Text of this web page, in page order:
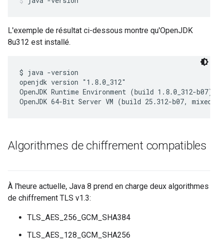
L'exemple de résultat ci-dessous montre qu'OpenJDK
8u312 est installé.
$ java -version
openjdk version "1.8.0_312"
OpenJDK Runtime Environment (build 1.8.0_312-b07)
OpenJDK 64-Bit Server VM (build 25.312-b07, mixed
Algorithmes de chiffrement compatibles
À l'heure actuelle, Java 8 prend en charge deux algorithmes
de chiffrement TLS v1.3:
TLS_AES_256_GCM_SHA384
TLS_AES_128_GCM_SHA256